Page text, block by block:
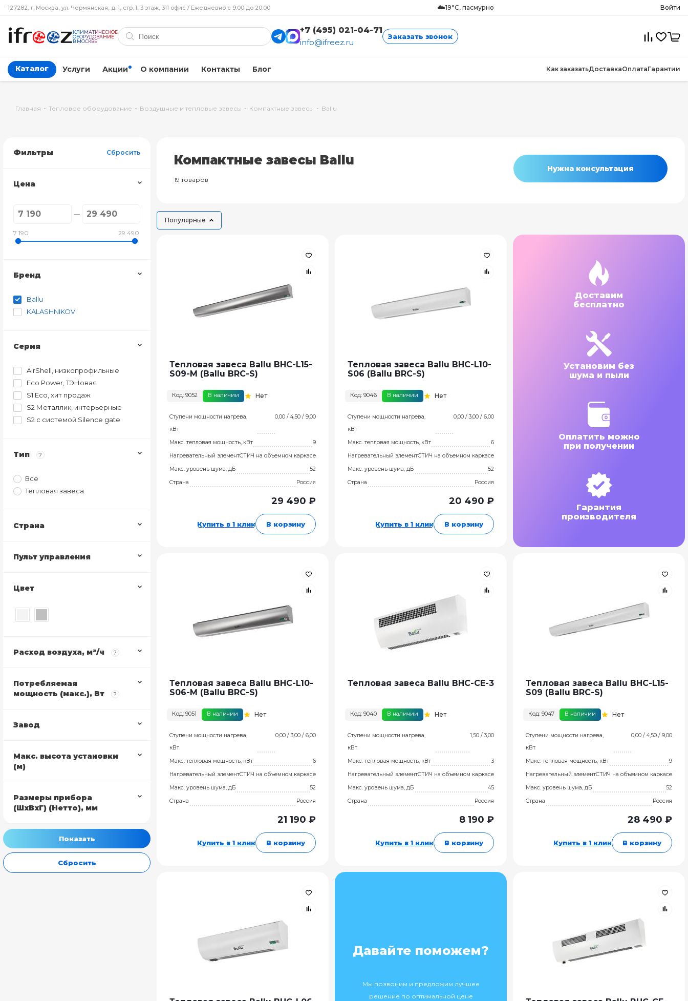
127282, г. Москва, ул. Чермянская, д. 1, стр. 1, 3 этаж, 311 офис / Ежедневно с 9:00 до 20:00 ☁️19°C, пасмурно Войти
КЛИМАТИЧЕСКОЕ
ОБОРУДОВАНИЕ
В МОСКВЕ
+7 (495) 021-04-71
info@ifreez.ru
Заказать звонок
Каталог Услуги Акции О компании Контакты Блог Как заказатьДоставкаОплатаГарантии
Главная - Тепловое оборудование - Воздушные и тепловые завесы - Компактные завесы - Ballu
Компактные завесы Ballu
19 товаров
Нужна консультация
Популярные
Тепловая завеса Ballu BHC-L15-
S09-M (Ballu BRC-S)
Код: 9052 В наличии Нет
Ступени мощности нагрева,
кВт
0,00 / 4,50 / 9,00
Макс. тепловая мощность, кВт
9
Нагревательный элементСТИЧ на объемном каркасе
Макс. уровень шума, дБ
52
Страна
Россия
29 490 ₽
Купить в 1 клик В корзину
Тепловая завеса Ballu BHC-L10-
S06 (Ballu BRC-S)
Код: 9046 В наличии Нет
Ступени мощности нагрева,
кВт
0,00 / 3,00 / 6,00
Макс. тепловая мощность, кВт
6
Нагревательный элементСТИЧ на объемном каркасе
Макс. уровень шума, дБ
52
Страна
Россия
20 490 ₽
Купить в 1 клик В корзину
Доставим
бесплатно
Установим без
шума и пыли
Оплатить можно
при получении
Гарантия
производителя
Тепловая завеса Ballu BHC-L10-
S06-M (Ballu BRC-S)
Код: 9051 В наличии Нет
Ступени мощности нагрева,
кВт
0,00 / 3,00 / 6,00
Макс. тепловая мощность, кВт
6
Нагревательный элементСТИЧ на объемном каркасе
Макс. уровень шума, дБ
52
Страна
Россия
21 190 ₽
Купить в 1 клик В корзину
Тепловая завеса Ballu BHC-CE-3
Код: 9040 В наличии Нет
Ступени мощности нагрева,
кВт
1,50 / 3,00
Макс. тепловая мощность, кВт
3
Нагревательный элементСТИЧ на объемном каркасе
Макс. уровень шума, дБ
45
Страна
Россия
8 190 ₽
Купить в 1 клик В корзину
Тепловая завеса Ballu BHC-L15-
S09 (Ballu BRC-S)
Код: 9047 В наличии Нет
Ступени мощности нагрева,
кВт
0,00 / 4,50 / 9,00
Макс. тепловая мощность, кВт
9
Нагревательный элементСТИЧ на объемном каркасе
Макс. уровень шума, дБ
52
Страна
Россия
28 490 ₽
Купить в 1 клик В корзину
Давайте поможем?
Мы позвоним и предложим лучшее
решение по оптимальной цене
Фильтры Сбросить
Цена
7 190 29 490
Бренд
Ballu
KALASHNIKOV
Серия
AirShell, низкопрофильные
Eco Power, ТЭНовая
S1 Eco, хит продаж
S2 Металлик, интерьерные
S2 с системой Silence gate
Тип ?
Все
Тепловая завеса
Страна
Пульт управления
Цвет
Расход воздуха, м³/ч ?
Потребляемая
мощность (макс.), Вт
?
Завод
Макс. высота установки
(м)
Размеры прибора
(ШхВхГ) (Нетто), мм
Сбросить